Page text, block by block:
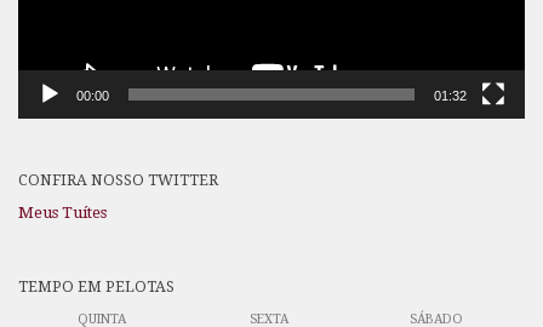
00:00 01:32
CONFIRA NOSSO TWITTER
Meus Tuítes
TEMPO EM PELOTAS
QUINTA SEXTA SÁBADO